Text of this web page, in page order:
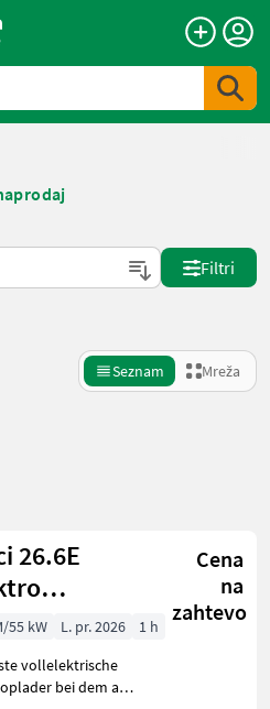
Filtri
Seznam Mreža
Filtri
26.6E
Cena
na
zahtevo
55 kW L. pr. 2026
1 h
vollelektrische
bei dem an